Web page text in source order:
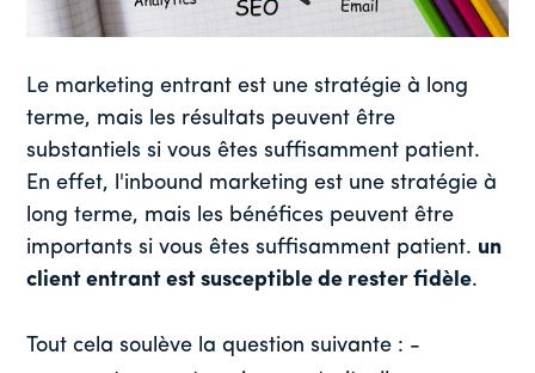
Le marketing entrant est une stratégie à long
terme, mais les résultats peuvent être
substantiels si vous êtes suffisamment patient.
En effet, l'inbound marketing est une stratégie à
long terme, mais les bénéfices peuvent être
importants si vous êtes suffisamment patient. un
client entrant est susceptible de rester fidèle.
Tout cela soulève la question suivante : -